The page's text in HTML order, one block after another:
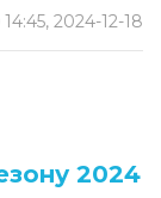
14:45, 2024-12-18
2024